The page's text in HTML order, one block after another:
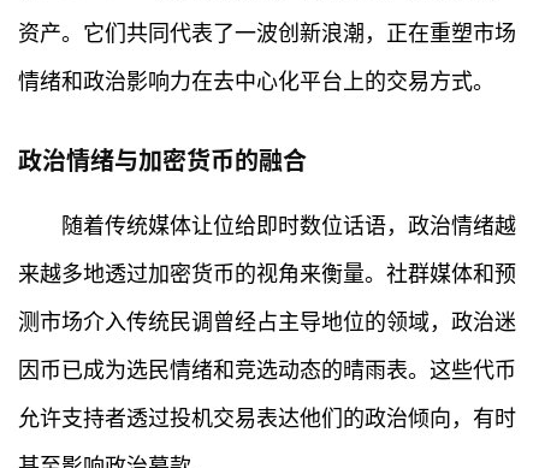
资产。它们共同代表了一波创新浪潮，正在重塑市场
情绪和政治影响力在去中心化平台上的交易方式。
政治情绪与加密货币的融合
随着传统媒体让位给即时数位话语，政治情绪越
来越多地透过加密货币的视角来衡量。社群媒体和预
测市场介入传统民调曾经占主导地位的领域，政治迷
因币已成为选民情绪和竞选动态的晴雨表。这些代币
允许支持者透过投机交易表达他们的政治倾向，有时